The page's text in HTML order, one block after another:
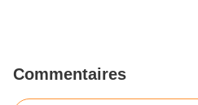
Commentaires